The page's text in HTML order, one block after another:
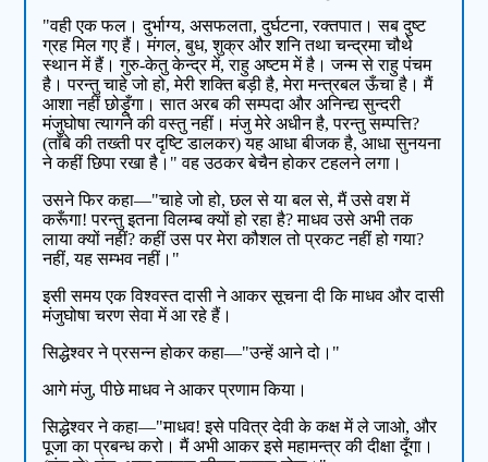
"वही एक फल। दुर्भाग्य, असफलता, दुर्घटना, रक्तपात। सब दुष्ट
ग्रह मिल गए हैं। मंगल, बुध, शुक्र और शनि तथा चन्द्रमा चौथे
स्थान में हैं। गुरु-केतु केन्द्र में, राहु अष्टम में है। जन्म से राहु पंचम
है। परन्तु चाहे जो हो, मेरी शक्ति बड़ी है, मेरा मन्त्रबल ऊँचा है। मैं
आशा नहीं छोड़ूँगा। सात अरब की सम्पदा और अनिन्द्य सुन्दरी
मंजुघोषा त्यागने की वस्तु नहीं। मंजु मेरे अधीन है, परन्तु सम्पत्ति?
(ताँबे की तख्ती पर दृष्टि डालकर) यह आधा बीजक है, आधा सुनयना
ने कहीं छिपा रखा है।" वह उठकर बेचैन होकर टहलने लगा।
उसने फिर कहा—"चाहे जो हो, छल से या बल से, मैं उसे वश में
करूँगा! परन्तु इतना विलम्ब क्यों हो रहा है? माधव उसे अभी तक
लाया क्यों नहीं? कहीं उस पर मेरा कौशल तो प्रकट नहीं हो गया?
नहीं, यह सम्भव नहीं।"
इसी समय एक विश्वस्त दासी ने आकर सूचना दी कि माधव और दासी
मंजुघोषा चरण सेवा में आ रहे हैं।
सिद्धेश्वर ने प्रसन्न होकर कहा—"उन्हें आने दो।"
आगे मंजु, पीछे माधव ने आकर प्रणाम किया।
सिद्धेश्वर ने कहा—"माधव! इसे पवित्र देवी के कक्ष में ले जाओ, और
पूजा का प्रबन्ध करो। मैं अभी आकर इसे महामन्त्र की दीक्षा दूँगा।